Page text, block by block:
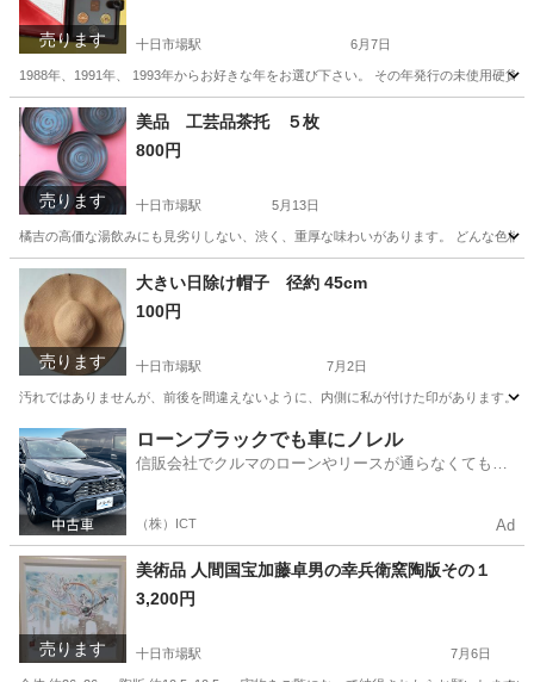
売ります 十日市場駅 6月7日
1988年、1991年、 1993年からお好きな年をお選び下さい。 その年発行の未使用硬
神奈川 横浜市 十日市場駅 その他
売ります
美品 工芸品茶托 ５枚
800円
十日市場駅 5月13日
橘吉の高価な湯飲みにも見劣りしない、渋く、重厚な味わいがあります。 どんな色
神奈川 横浜市 十日市場駅 食器 茶托
売ります
大きい日除け帽子 径約 45cm
100円
十日市場駅 7月2日
汚れではありませんが、前後を間違えないように、内側に私が付けた印があります。
神奈川 横浜市 十日市場駅 小物 ありません
ローンブラックでも車にノレル
信販会社でクルマのローンやリースが通らなくてもク
（株）ICT Ad
売ります
美術品 人間国宝加藤卓男の幸兵衛窯陶版その１
3,200円
十日市場駅 7月6日